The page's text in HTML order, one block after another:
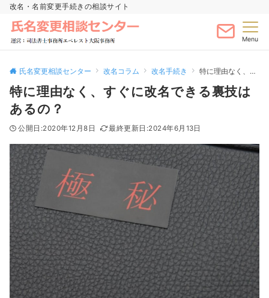
改名・名前変更手続きの相談サイト
Menu
氏名変更相談センター 改名コラム 改名手続き 特に理由なく、すぐに改名できる裏技はあるの？
特に理由なく、すぐに改名できる裏技は
あるの？
2020年12月8日 2024年6月13日